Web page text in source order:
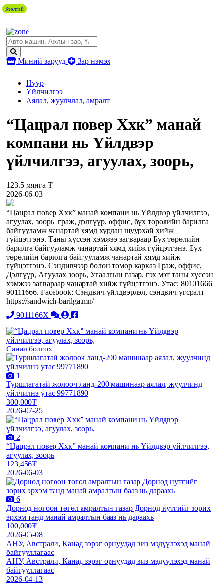
Миний зарууд Зар нэмэх
Нүүр
Үйлчилгээ
Аялал, жуулчлал, амралт
“Цацрал повер Ххк” манай
компани нь Үйлдвэр
үйлчилгээ, агуулах, зоорь,
123.5 мянга ₮
2026-06-03
“Цацрал повер Ххк” манай компани нь Үйлдвэр үйлчилгээ,
агуулах, зоорь, граж, дэлгүүр, оффис, бүх төрөлийн барилга
байгууламж чанартай хямд хурдан шуурхай хийж
гүйцэтгэнэ. Таны хүссэн хэмжээ загвараар Бүх төрөлийн
барилга байгууламж чанартай хямд хийж гүйцэтгэнэ. Бүх
төрөлийн барилга байгууламж чанартай хямд хийж
гүйцэтгэнэ. Сэндивчээр болон төмөр карказ Граж, оффис,
Дэлгүүр, Агуулах зоорь, Угаалгын газар, гэх мэт таны хүссэн
хэмжээ загвараар чанартай хийж гүйцэтгэнэ. Утас: 80101666
90111666. Facebook: Сэндвич үйлдвэрлэл, сэндвич угсралт
https://sandwich-barilga.mn/
9011166X
Санал болгох
1
Туршлагатай жолооч ланд-200 машинаар аялал, жуулчинд
үйлчилнэ утас 99771890
300,000₮
2026-07-25
2
“Цацрал повер Ххк” манай компани нь Үйлдвэр үйлчилгээ,
агуулах, зоорь,
123,456₮
2026-06-03
6
Дорнод ногоон төгөл амралтын газар Дорнод нутгийг зориx
эрxэм танд манай амралтын бааз нь дарааxь
100,000₮
2026-05-08
АНУ, Австрали, Канад зэрэг орнуудад виз мэдүүлэхэд манай
байгууллагаас
АНУ, Австрали, Канад зэрэг орнуудад виз мэдүүлэхэд манай
байгууллагаас
2026-04-13
Зээлтэй
Зээлтэй